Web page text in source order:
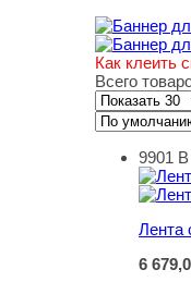
Как клеить
Всего
Лента
9901 В
Лента
6